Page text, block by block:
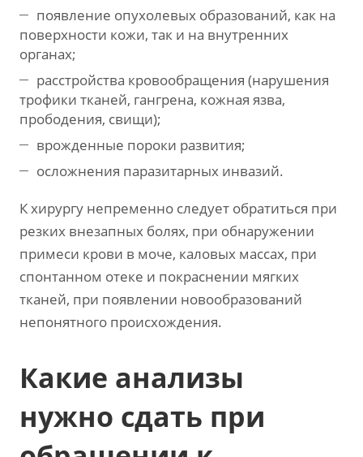
появление опухолевых образований, как на
поверхности кожи, так и на внутренних
органах;
расстройства кровообращения (нарушения
трофики тканей, гангрена, кожная язва,
прободения, свищи);
врожденные пороки развития;
осложнения паразитарных инвазий.
К хирургу непременно следует обратиться при
резких внезапных болях, при обнаружении
примеси крови в моче, каловых массах, при
спонтанном отеке и покраснении мягких
тканей, при появлении новообразований
непонятного происхождения.
Какие анализы
нужно сдать при